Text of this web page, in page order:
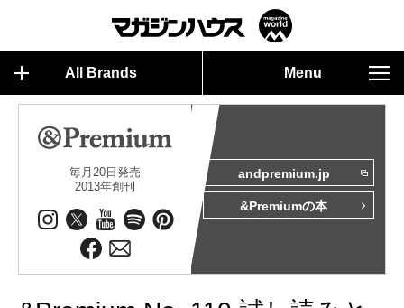
All Brands Menu
毎月20日発売
2013年創刊
andpremium.jp
&Premiumの本